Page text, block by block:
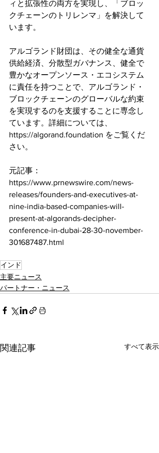
ィと拡張性の両方を実現し、「ブロッ
クチェーンのトリレンマ」を解決して
います。
アルゴランド財団は、その健全な通貨
供給経済、分散型ガバナンス、健全で
豊かなオープンソース・エコシステム
に責任を持つことで、アルゴランド・
ブロックチェーンのグローバルな約束
を実現するのを支援することに専念し
ています。詳細については、
https://algorand.foundation をご覧くだ
さい。
元記事：
https://www.prnewswire.com/news-
releases/founders-and-executives-at-
nine-india-based-companies-will-
present-at-algorands-decipher-
conference-in-dubai-28-30-november-
301687487.html
インド
主要ニュース
パートナー・ニュース
関連記事 すべて表示